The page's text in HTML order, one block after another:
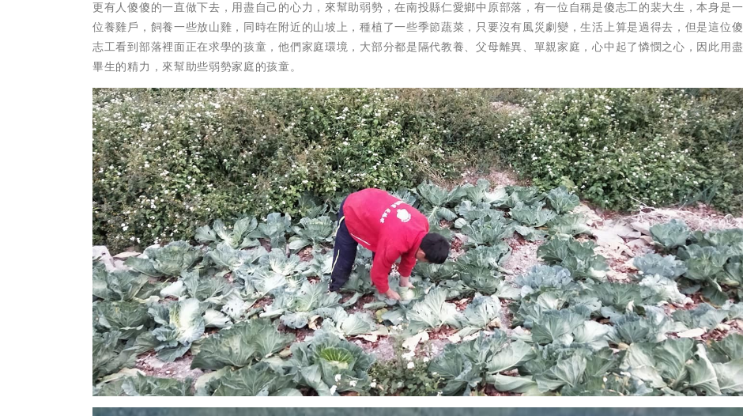
更有人傻傻的一直做下去，用盡自己的心力，來幫助弱勢，在南投縣仁愛鄉中原部落，有一位自稱是傻志工的裴大生，本身是一
位養雞戶，飼養一些放山雞，同時在附近的山坡上，種植了一些季節蔬菜，只要沒有風災劇變，生活上算是過得去，但是這位傻
志工看到部落裡面正在求學的孩童，他們家庭環境，大部分都是隔代教養、父母離異、單親家庭，心中起了憐憫之心，因此用盡
畢生的精力，來幫助些弱勢家庭的孩童。